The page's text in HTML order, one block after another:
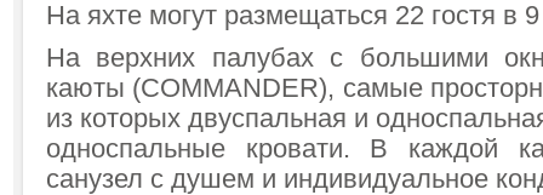
На яхте могут размещаться 22 гостя в
На верхних палубах с большими
каюты (COMMANDER), самые
из которых двуспальная и
односпальные кровати. В каждой
санузел с душем и индивидуальное